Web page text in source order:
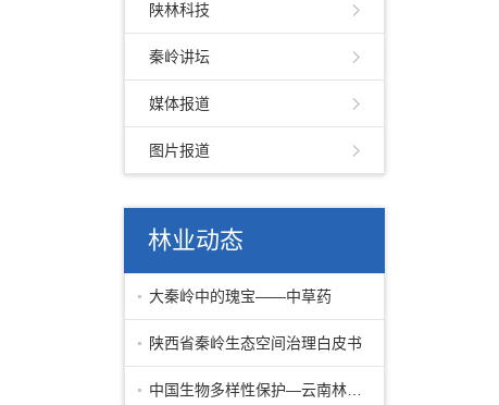
陕林科技
秦岭讲坛
媒体报道
图片报道
林业动态
大秦岭中的瑰宝——中草药
陕西省秦岭生态空间治理白皮书